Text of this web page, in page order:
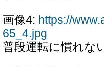
画像4: https://
65_4.jpg
普段運転に慣れな